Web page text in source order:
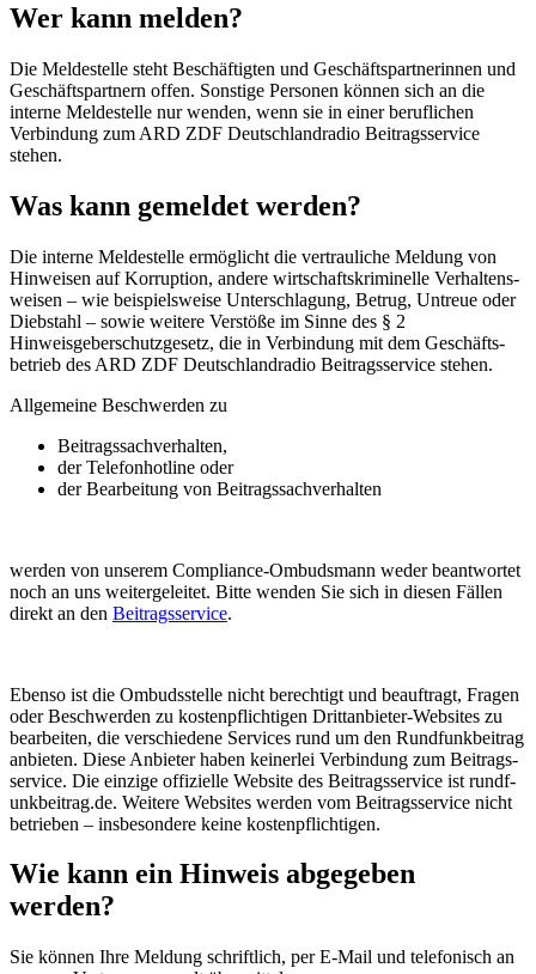
Wer kann melden?
Die Melde­stelle steht Beschäf­tigten und Geschäfts­partner­innen und
Geschäfts­part­nern offen. Sonstige Perso­nen können sich an die
interne Melde­stelle nur wenden, wenn sie in einer beruf­lichen
Verbin­dung zum ARD ZDF Deutsch­land­radio Beitrags­service
stehen.
Was kann gemeldet werden?
Die interne Melde­stelle ermög­licht die vertrau­liche Meldung von
Hin­weisen auf Korrup­tion, andere wirtschafts­krimi­nelle Verhaltens­
weisen – wie beispiels­weise Unter­schla­gung, Betrug, Un­treue oder
Dieb­stahl – sowie weitere Verstöße im Sinne des § 2
Hinweisgeberschutzgesetz, die in Verbin­dung mit dem Geschäfts­
betrieb des ARD ZDF Deutschlandradio Beitragsservice stehen.
All­gemeine Be­schwerden zu
Beitrags­sach­ver­halten,
der Telefon­hotline oder
der Be­arbeitung von Beitrags­sach­ver­halten
werden von unserem Compliance-Ombuds­mann weder be­antwortet
noch an uns weiter­ge­leitet. Bitte wenden Sie sich in diesen Fällen
direkt an den Beitrags­service.
Ebenso ist die Ombuds­stelle nicht berechtigt und beauf­tragt, Fragen
oder Be­schwer­den zu kosten­pflich­tigen Dritt­anbieter-Websites zu
bear­beiten, die verschie­dene Servi­ces rund um den Rund­funk­beitrag
anbie­ten. Diese Anbieter haben keiner­lei Verbin­dung zum Beitrags­
service. Die einzige offizielle Web­site des Beitrags­service ist rundf­
unk­beitrag.de. Weitere Websites werden vom Beitrags­service nicht
betrieben – ins­beson­dere keine kosten­pflichti­gen.
Wie kann ein Hinweis abgegeben
werden?
Sie können Ihre Meldung schriftlich, per E-Mail und telefo­nisch an